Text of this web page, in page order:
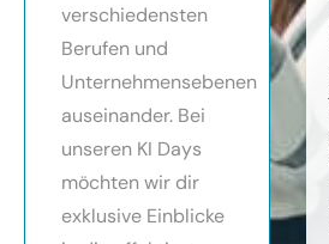
verschiedensten
Berufen und
Unternehmensebenen
auseinander. Bei
unseren KI Days
möchten wir dir
exklusive Einblicke
die
von KI
von
Elisabeth
teilweise
wurden für
Probleme noch
Anleitungen
bereitgestellt.
Monika
Vietz